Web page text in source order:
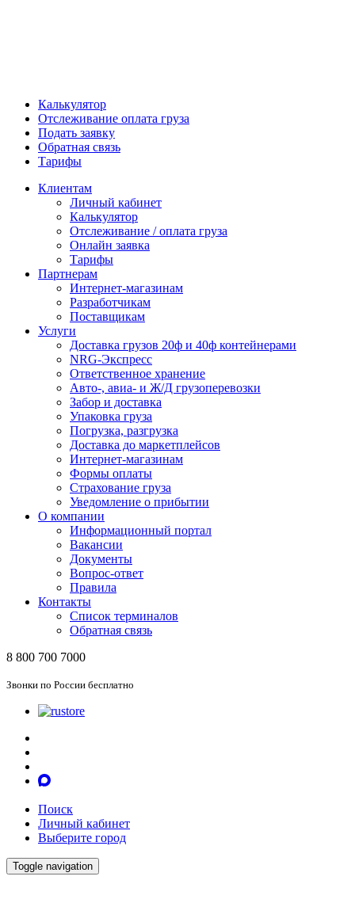
Калькулятор
Отслеживание оплата груза
Подать заявку
Обратная связь
Тарифы
Клиентам
Личный кабинет
Калькулятор
Отслеживание / оплата груза
Онлайн заявка
Тарифы
Партнерам
Интернет-магазинам
Разработчикам
Поставщикам
Услуги
Доставка грузов 20ф и 40ф контейнерами
NRG-Экспресс
Ответственное хранение
Авто-, авиа- и Ж/Д грузоперевозки
Забор и доставка
Упаковка груза
Погрузка, разгрузка
Доставка до маркетплейсов
Интернет-магазинам
Формы оплаты
Страхование груза
Уведомление о прибытии
О компании
Информационный портал
Вакансии
Документы
Вопрос-ответ
Правила
Контакты
Список терминалов
Обратная связь
8 800 700 7000
Звонки по России бесплатно
Поиск
Личный кабинет
Выберите город
Toggle navigation